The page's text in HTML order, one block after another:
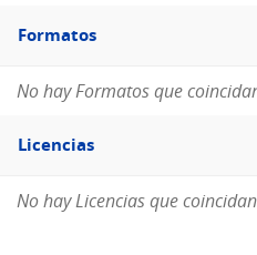
Filtro
Formatos
Formatos
No hay Formatos que
Filtro
Licencias
Licencias
No hay Licencias que